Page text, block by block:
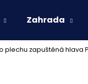
Zahrada
plechu zapuštěná hlava
Co